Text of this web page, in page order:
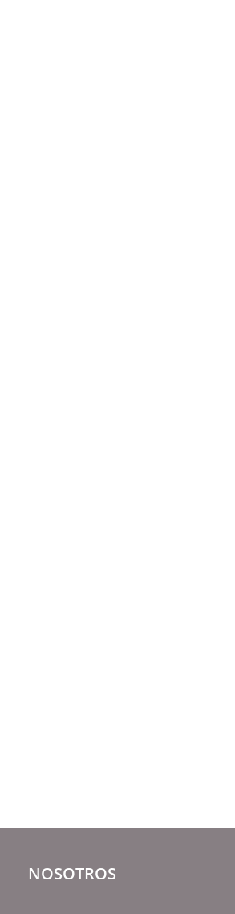
NOSOTROS